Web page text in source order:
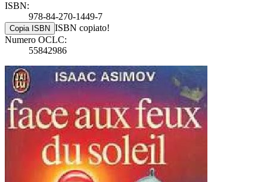
ISBN:
978-84-270-1449-7
Copia ISBN ISBN copiato!
Numero OCLC:
55842986